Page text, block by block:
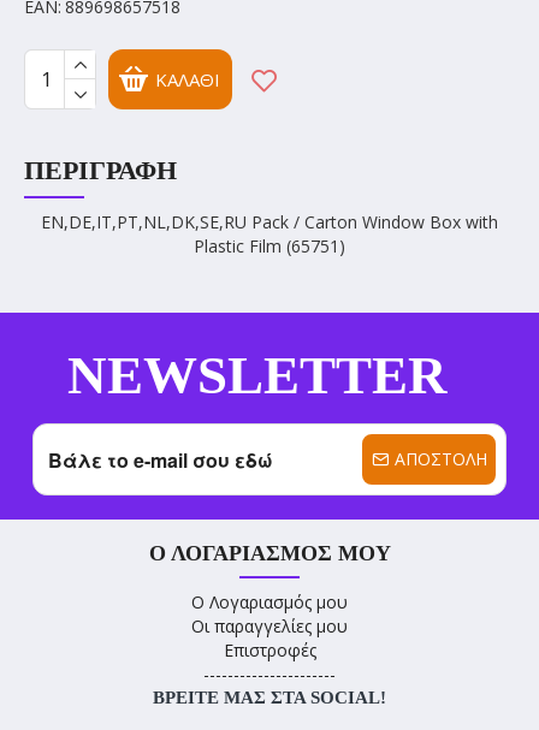
EAN: 889698657518
ΚΑΛΆΘΙ
ΠΕΡΙΓΡΑΦΉ
EN,DE,IT,PT,NL,DK,SE,RU Pack / Carton Window Box with
Plastic Film (65751)
NEWSLETTER
ΑΠΟΣΤΟΛΉ
Ο ΛΟΓΑΡΙΑΣΜΌΣ ΜΟΥ
Ο Λογαριασμός μου
Οι παραγγελίες μου
Επιστροφές
----------------------
ΒΡΕΊΤΕ ΜΑΣ ΣΤΑ SOCIAL!